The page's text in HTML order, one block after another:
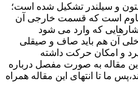
و سیلندر تشکیل شده است؛
است که قسمت خارجی آن
که وارد می شود
آن هم باید صاف و صیقلی
و امکان حرکت داشته
مقاله به صورت مفصل درباره
ما تا انتهای این مقاله همراه